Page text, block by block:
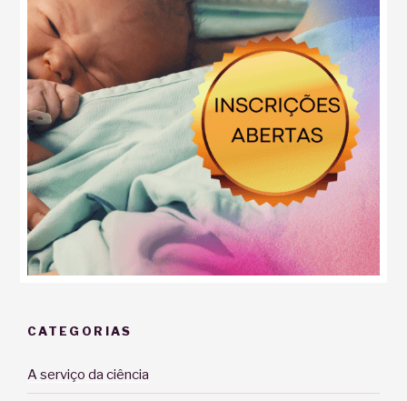
CATEGORIAS
A serviço da ciência